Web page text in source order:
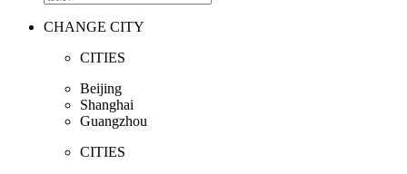
CHANGE CITY
CITIES
Beijing
Shanghai
Guangzhou
CITIES